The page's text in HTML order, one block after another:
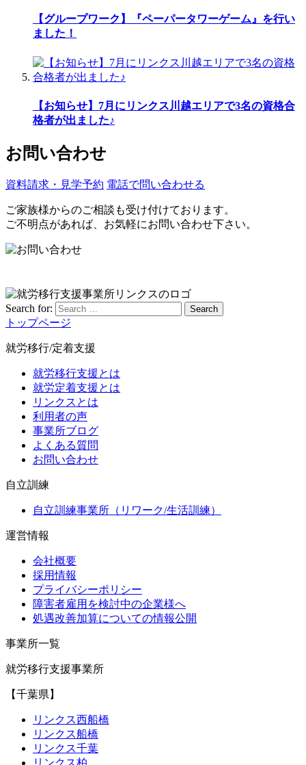
【グループワーク】『ペーパータワーゲーム』を行い
ました！
【お知らせ】7月にリンクス川越エリアで3名の資格合
格者が出ました♪
お問い合わせ
資料請求・見学予約 電話で問い合わせる
ご家族様からのご相談も受け付けております。
ご不明点があれば、お気軽にお問い合わせ下さい。
Search for: Search
トップページ
就労移行/定着支援
就労移行支援とは
就労定着支援とは
リンクスとは
利用者の声
事業所ブログ
よくある質問
お問い合わせ
自立訓練
自立訓練事業所（リワーク/生活訓練）
運営情報
会社概要
採用情報
プライバシーポリシー
障害者雇用を検討中の企業様へ
処遇改善加算についての情報公開
事業所一覧
就労移行支援事業所
【千葉県】
リンクス西船橋
リンクス船橋
リンクス千葉
リンクス柏